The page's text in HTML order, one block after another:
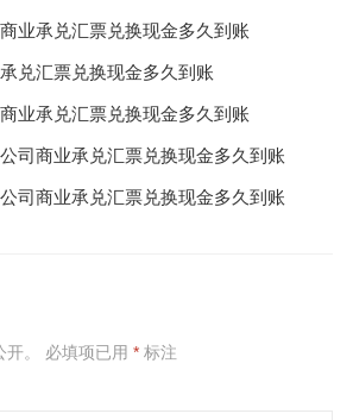
业承兑汇票兑换现金多久到账
兑汇票兑换现金多久到账
业承兑汇票兑换现金多久到账
司商业承兑汇票兑换现金多久到账
司商业承兑汇票兑换现金多久到账
。 必填项已用 *标注